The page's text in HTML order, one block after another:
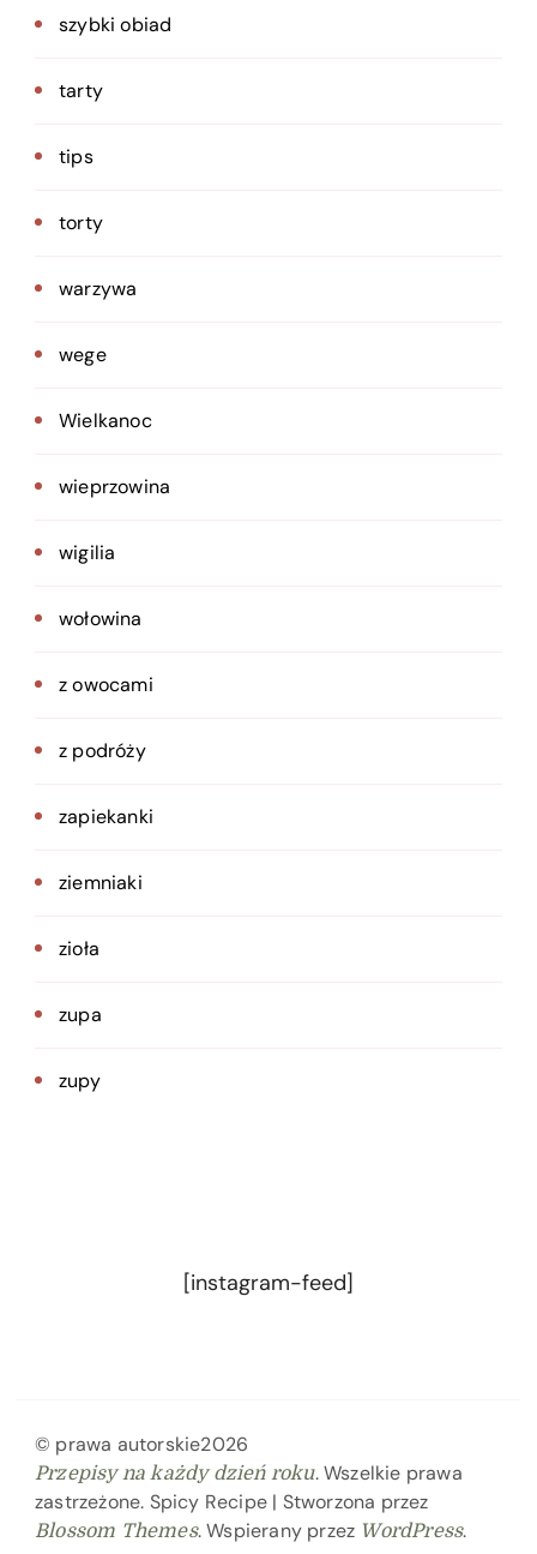
szybki obiad
tarty
tips
torty
warzywa
wege
Wielkanoc
wieprzowina
wigilia
wołowina
z owocami
z podróży
zapiekanki
ziemniaki
zioła
zupa
zupy
[instagram-feed]
© prawa autorskie2026
Przepisy na każdy dzień roku. Wszelkie prawa
zastrzeżone. Spicy Recipe | Stworzona przez
Blossom Themes. Wspierany przez WordPress.